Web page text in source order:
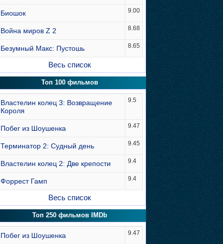
Биошок 9.00
Война миров Z 2 8.68
Безумный Макс: Пустошь 8.65
Весь список
Топ 100 фильмов
Властелин колец 3: Возвращение
Короля
9.5
Побег из Шоушенка 9.47
Терминатор 2: Судный день 9.45
Властелин колец 2: Две крепости 9.4
Форрест Гамп 9.4
Весь список
Топ 250 фильмов IMDb
Побег из Шоушенка 9.47